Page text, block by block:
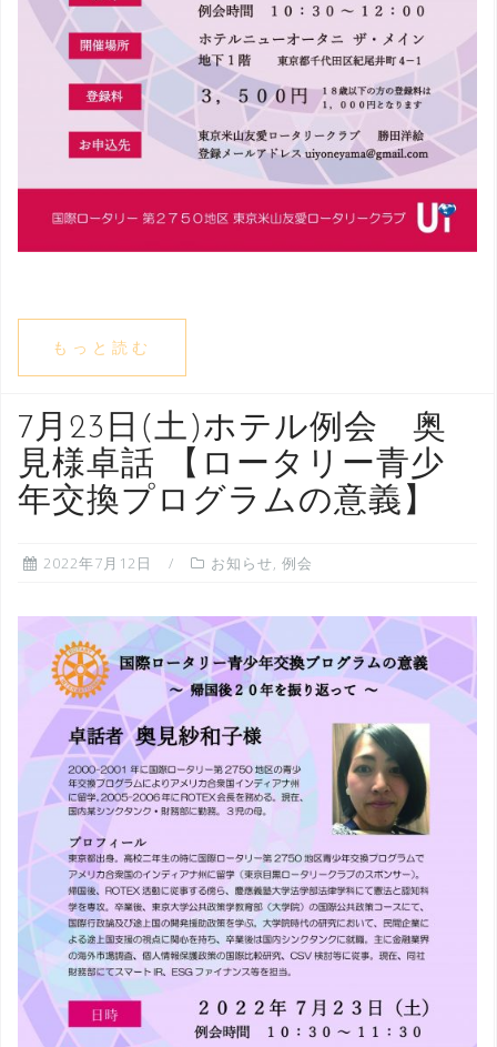
もっと読む
7月23日(土)ホテル例会 奥
見様卓話 【ロータリー青少
年交換プログラムの意義】
2022年7月12日 お知らせ, 例会